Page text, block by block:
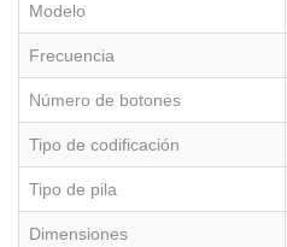
Modelo
Frecuencia
Número de botones
Tipo de codificación
Tipo de pila
Dimensiones